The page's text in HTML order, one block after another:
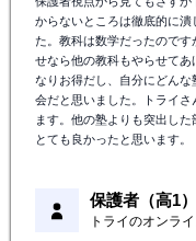
保護者（高3）
トライのオンラ
子供がどうしてもというの
保護者視点から見てもさす
せなら他の教科もやらせて
なりお得だし、自分にどん
会だと思いました。トライ